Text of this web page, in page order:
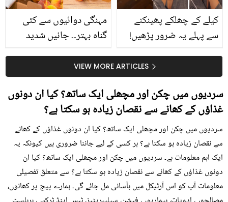
مہنگی دوائیوں سے کئی
گناہ بہتر۔۔ جانیں شدید
گرمی کے موسم میں آڑو
کیوں کھانا چاہیے؟
کیلے کے چھلکے پھینکنے
سے پہلے یہ ضرور پڑھیں!
جلد کے 3 بڑے مسائل کا
سستا اور قدرتی حلVIEW MORE ARTICLES
سردیوں میں چکن اور مچھلی ایک ساتھ؟ کیا ان دونوں
غذاؤں کے کھانے سے نقصان زیادہ ہو سکتا ہے؟
سردیوں میں چکن اور مچھلی ایک ساتھ؟ کیا ان دونوں غذاؤں کے کھانے
سے نقصان زیادہ ہو سکتا ہے؟ ہر کسی کے لیے جاننا ضروری ہیں کیونکہ یہ
ایک اہم معلومات ہے۔ سردیوں میں چکن اور مچھلی ایک ساتھ؟ کیا ان
دونوں غذاؤں کے کھانے سے نقصان زیادہ ہو سکتا ہے؟ سے متعلق تفصیلی
معلومات آپ کو اس آرٹیکل میں بآسانی مل جائے گی۔ ہمارے پیج پر کھانوں،